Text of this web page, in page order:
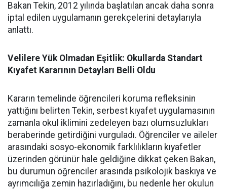
Bakan Tekin, 2012 yılında başlatılan ancak daha sonra
iptal edilen uygulamanın gerekçelerini detaylarıyla
anlattı.
Velilere Yük Olmadan Eşitlik: Okullarda Standart
Kıyafet Kararının Detayları Belli Oldu
Kararın temelinde öğrencileri koruma refleksinin
yattığını belirten Tekin, serbest kıyafet uygulamasının
zamanla okul iklimini zedeleyen bazı olumsuzlukları
beraberinde getirdiğini vurguladı. Öğrenciler ve aileler
arasındaki sosyo-ekonomik farklılıkların kıyafetler
üzerinden görünür hale geldiğine dikkat çeken Bakan,
bu durumun öğrenciler arasında psikolojik baskıya ve
ayrımcılığa zemin hazırladığını, bu nedenle her okulun